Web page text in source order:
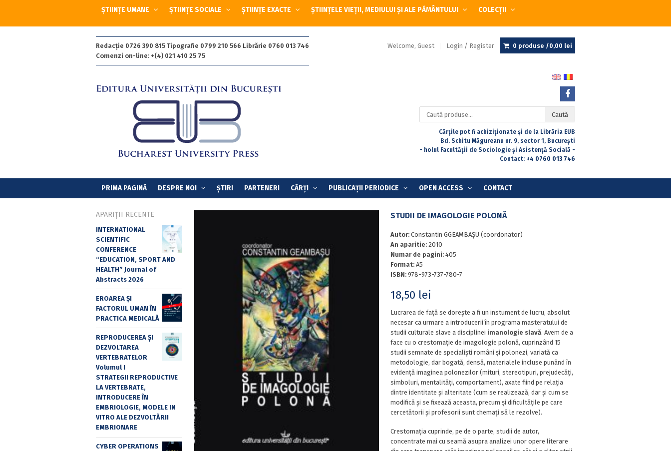
ȘTIINȚE UMANE ȘTIINȚE SOCIALE ȘTIINȚE EXACTE ȘTIINȚELE VIEȚII, MEDIULUI ȘI ALE PĂMÂNTULUI COLECȚII
Redacție 0726 390 815 Tipografie 0799 210 566 Librărie 0760 013 746
Comenzi on-line: +(4) 021 410 25 75
Welcome, Guest Login / Register 0 produse /0,00 lei
Caută
după:
Caută
Cărțile pot fi achiziționate și de la Librăria EUB
Bd. Schitu Măgureanu nr. 9, sector 1, București
- holul Facultății de Sociologie și Asistență Socială -
Contact: +4 0760 013 746
PRIMA PAGINĂ DESPRE NOI ȘTIRI PARTENERI CĂRȚI PUBLICAȚII PERIODICE OPEN ACCESS CONTACT
STUDII DE IMAGOLOGIE POLONĂ
Autor: Constantin GGEAMBAȘU (coordonator)
An aparitie: 2010
Numar de pagini: 405
Format: A5
ISBN: 978-973-737-780-7
18,50 lei
Lucrarea de față se dorește a fi un instument de lucru, absolut
necesar ca urmare a introducerii în programa masteratului de
studii culturale slave a disciplinei imanologie slavă. Avem de a
face cu o crestomație de imagologie polonă, cuprinzând 15
studii semnate de specialiști români și polonezi, variată ca
metodologie, dar bogată, densă, materialele incluse punând în
evidență imaginea polonezilor (mituri, stereotipuri, prejudecăți,
simboluri, mentalități, comportament), axate fiind pe relația
dintre identitate și alteritate (cum se realizează, dar și cum se
modifică și se fixează aceasta, precum și dificultățile pe care
cercetătorii și profesorii sunt chemați să le rezolve).
Crestomația cuprinde, pe de o parte, studii de autor,
concentrate mai cu seamă asupra analizei unor opere literare
APARIȚII RECENTE
INTERNATIONAL
SCIENTIFIC
CONFERENCE
“EDUCATION, SPORT AND
HEALTH” Journal of
Abstracts 2026
EROAREA ȘI
FACTORUL UMAN ÎN
PRACTICA MEDICALĂ
REPRODUCEREA ȘI
DEZVOLTAREA
VERTEBRATELOR
Volumul I
STRATEGII REPRODUCTIVE
LA VERTEBRATE,
INTRODUCERE ÎN
EMBRIOLOGIE, MODELE IN
VITRO ALE DEZVOLTĂRII
EMBRIONARE
CYBER OPERATIONS